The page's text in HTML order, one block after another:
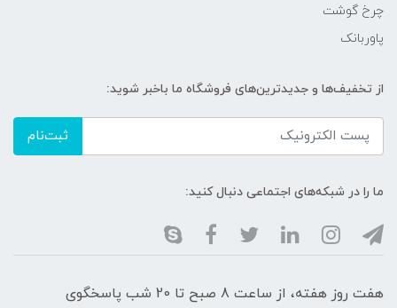
چرخ گوشت
پاوربانک
از تخفیف‌ها و جدیدترین‌های فروشگاه ما باخبر شوید:
ثبت‌نام
ما را در شبکه‌های اجتماعی دنبال کنید:
هفت روز هفته، از ساعت 8 صبح تا 20 شب پاسخگوی